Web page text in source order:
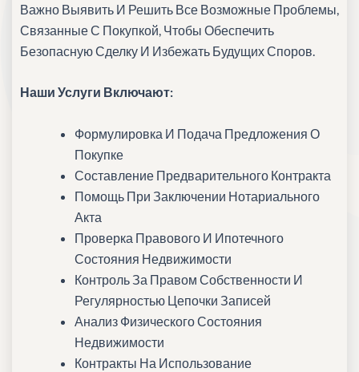
Важно Выявить И Решить Все Возможные Проблемы,
Связанные С Покупкой, Чтобы Обеспечить
Безопасную Сделку И Избежать Будущих Споров.
Наши Услуги Включают:
Формулировка И Подача Предложения О
Покупке
Составление Предварительного Контракта
Помощь При Заключении Нотариального
Акта
Проверка Правового И Ипотечного
Состояния Недвижимости
Контроль За Правом Собственности И
Регулярностью Цепочки Записей
Анализ Физического Состояния
Недвижимости
Контракты На Использование